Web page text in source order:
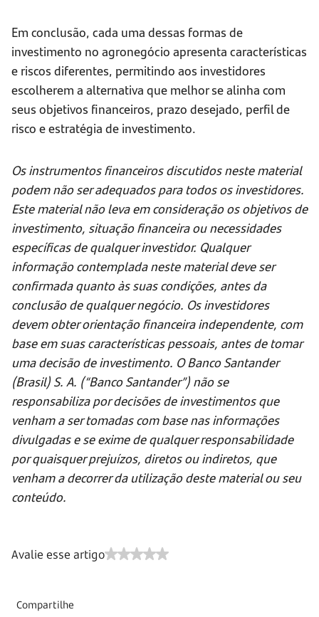
Em conclusão, cada uma dessas formas de
investimento no agronegócio apresenta características
e riscos diferentes, permitindo aos investidores
escolherem a alternativa que melhor se alinha com
seus objetivos financeiros, prazo desejado, perfil de
risco e estratégia de investimento.
Os instrumentos financeiros discutidos neste material
podem não ser adequados para todos os investidores.
Este material não leva em consideração os objetivos de
investimento, situação financeira ou necessidades
específicas de qualquer investidor. Qualquer
informação contemplada neste material deve ser
confirmada quanto às suas condições, antes da
conclusão de qualquer negócio. Os investidores
devem obter orientação financeira independente, com
base em suas características pessoais, antes de tomar
uma decisão de investimento. O Banco Santander
(Brasil) S. A. (“Banco Santander”) não se
responsabiliza por decisões de investimentos que
venham a ser tomadas com base nas informações
divulgadas e se exime de qualquer responsabilidade
por quaisquer prejuízos, diretos ou indiretos, que
venham a decorrer da utilização deste material ou seu
conteúdo.
Avalie esse artigo
Compartilhe